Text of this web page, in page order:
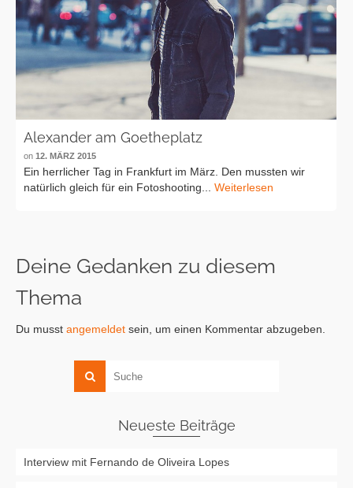
Alexander am Goetheplatz
on 12. MÄRZ 2015
Ein herrlicher Tag in Frankfurt im März. Den mussten wir
natürlich gleich für ein Fotoshooting... Weiterlesen
Deine Gedanken zu diesem
Thema
Du musst angemeldet sein, um einen Kommentar abzugeben.
Neueste Beiträge
Interview mit Fernando de Oliveira Lopes